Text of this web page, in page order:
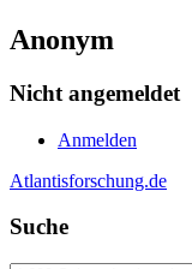
Anonym
Nicht angemeldet
Anmelden
Atlantisforschung.de
Suche